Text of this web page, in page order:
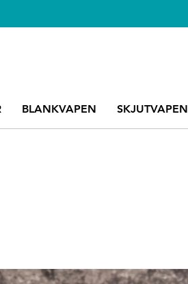
BLANKVAPEN SKJUTVAPEN